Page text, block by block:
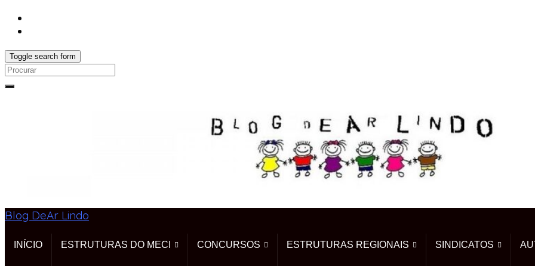
Toggle search form
Search
Blog DeAr Lindo
INÍCIO ESTRUTURAS DO MECI CONCURSOS ESTRUTURAS REGIONAIS SINDICATOS